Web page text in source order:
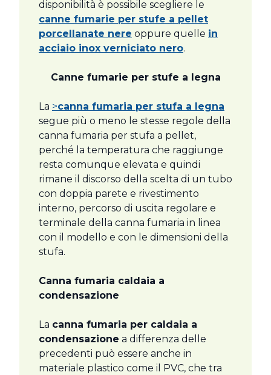
disponibilità è possibile scegliere le
canne fumarie per stufe a pellet
porcellanate nere oppure quelle in
acciaio inox verniciato nero.
Canne fumarie per stufe a legna
La >canna fumaria per stufa a legna
segue più o meno le stesse regole della
canna fumaria per stufa a pellet,
perché la temperatura che raggiunge
resta comunque elevata e quindi
rimane il discorso della scelta di un tubo
con doppia parete e rivestimento
interno, percorso di uscita regolare e
terminale della canna fumaria in linea
con il modello e con le dimensioni della
stufa.
Canna fumaria caldaia a
condensazione
La canna fumaria per caldaia a
condensazione a differenza delle
precedenti può essere anche in
materiale plastico come il PVC, che tra